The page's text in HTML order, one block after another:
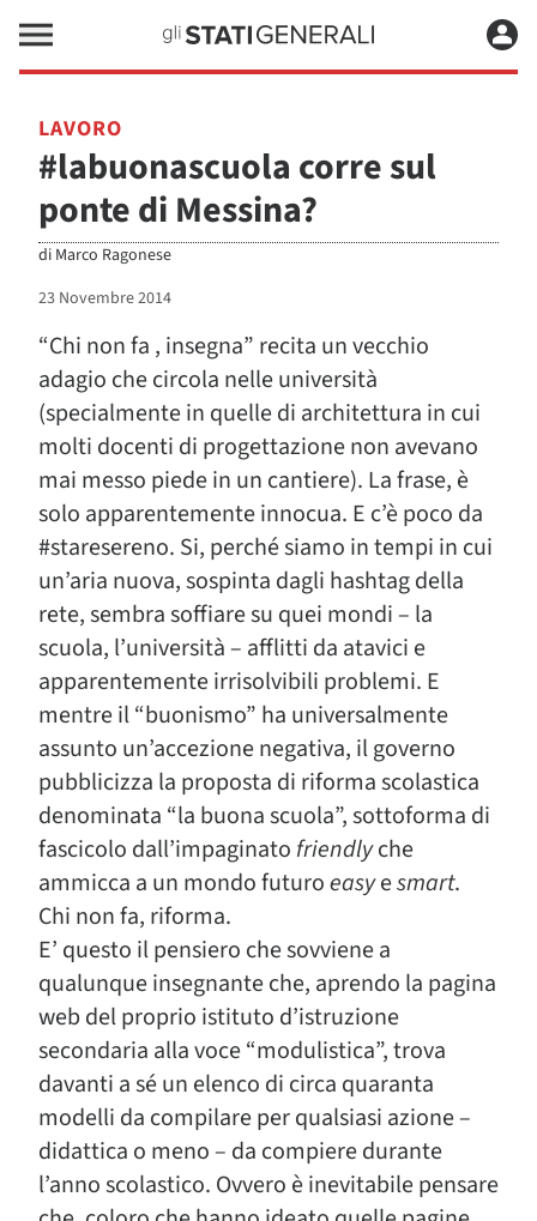
LAVORO
#labuonascuola corre sul
ponte di Messina?
di Marco Ragonese
23 Novembre 2014
“Chi non fa , insegna” recita un vecchio
adagio che circola nelle università
(specialmente in quelle di architettura in cui
molti docenti di progettazione non avevano
mai messo piede in un cantiere). La frase, è
solo apparentemente innocua. E c’è poco da
#staresereno. Si, perché siamo in tempi in cui
un’aria nuova, sospinta dagli hashtag della
rete, sembra soffiare su quei mondi – la
scuola, l’università – afflitti da atavici e
apparentemente irrisolvibili problemi. E
mentre il “buonismo” ha universalmente
assunto un’accezione negativa, il governo
pubblicizza la proposta di riforma scolastica
denominata “la buona scuola”, sottoforma di
fascicolo dall’impaginato friendlyche
ammicca a un mondo futuroeasyesmart.
Chi non fa, riforma.
E’ questo il pensiero che sovviene a
qualunque insegnante che, aprendo la pagina
web del proprio istituto d’istruzione
secondaria alla voce “modulistica”, trova
davanti a sé un elenco di circa quaranta
modelli da compilare per qualsiasi azione –
didattica o meno – da compiere durante
l’anno scolastico. Ovvero è inevitabile pensare